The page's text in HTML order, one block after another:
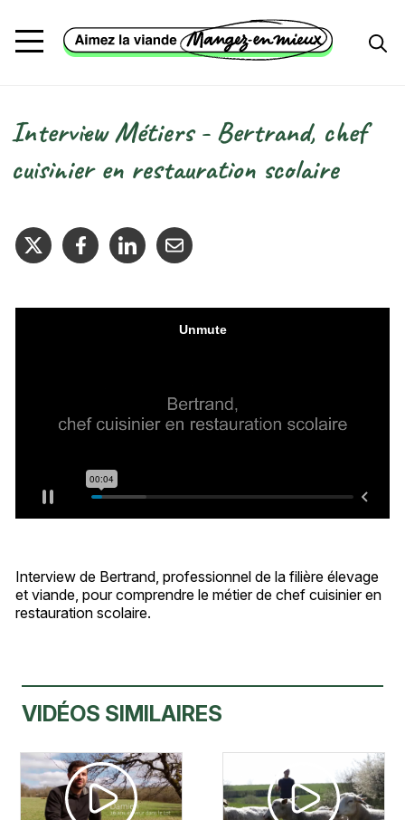
Fil d'Ariane
Interview Métiers - Bertrand, chef
cuisinier en restauration scolaire
Interview de Bertrand, professionnel de la filière élevage
et viande, pour comprendre le métier de chef cuisinier en
restauration scolaire.
VIDÉOS SIMILAIRES